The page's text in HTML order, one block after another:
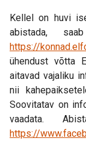
Kellel on huvi
abistada,
https://
ühendust võtta
aitavad vajaliku
nii
Soovitatav on
vaadata.
https://